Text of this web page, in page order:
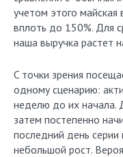
учетом этого
вплоть до 150%. Для
наша выручка растет
C точки зрения
одному сценарию:
неделю до их начала.
затем постепенно
последний день
небольшой рост.